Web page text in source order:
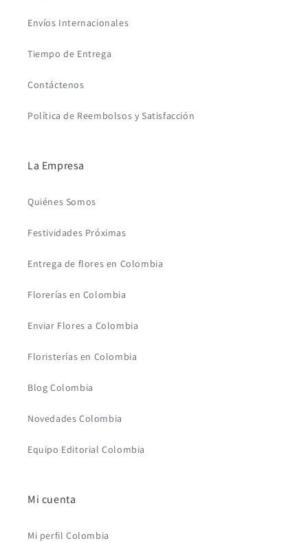
Envíos Internacionales
Tiempo de Entrega
Contáctenos
Política de Reembolsos y Satisfacción
La Empresa
Quiénes Somos
Festividades Próximas
Entrega de flores en Colombia
Florerías en Colombia
Enviar Flores a Colombia
Floristerías en Colombia
Blog Colombia
Novedades Colombia
Equipo Editorial Colombia
Mi cuenta
Mi perfil Colombia